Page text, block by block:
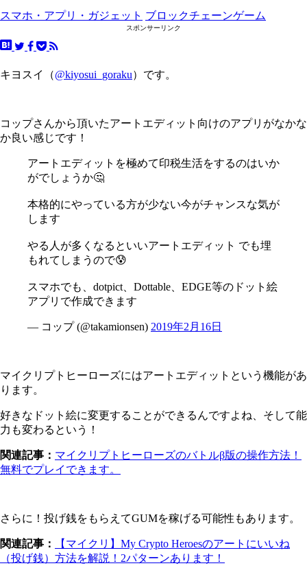
スマホ・アプリ・ガジェット ブロックチェーンゲーム
スポンサーリンク
キヨスイ（@kiyosui_goraku）です。
コップさんから頂いたアートエディット向けのアプリがなかな
か良い感じです！
アートエディットを極めて印税生活をするのはいか
がでしょうか🤔
本格的にやっている方が少ない今がチャンスな気が
します
やる人が多くなるといいアートエディット でも埋
もれてしまうので😰
スマホでも、dotpict、Dottable、EDGE等のドット絵
アプリで作成できます
— コップ (@takamionsen) 2019年2月16日
マイクリプトヒーローズにはアートエディットという機能があ
ります。
好きなドット絵に変更することができるんですよね、そして能
力も変わるという！
関連記事： マイクリプトヒーローズのバトルβ版の操作方法！
無料でプレイできます。
さらに！投げ銭をもらえてGUMを稼げる可能性もあります。
関連記事：
【マイクリ】My Crypto Heroesのアートにいいね
（投げ銭）方法を解説！2パターンあります！